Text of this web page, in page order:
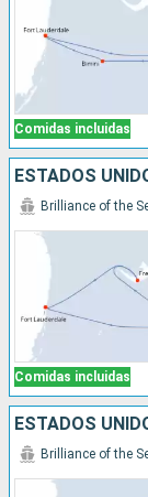
Comidas incluidas
ESTADOS
Comidas incluidas
Brilliance of the
ESTADOS
Brilliance of the